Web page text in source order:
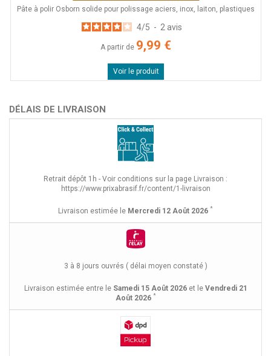
Pâte à polir Osborn solide pour polissage aciers, inox, laiton, plastiques
4/5 - 2 avis
A partir de 9,99 €
Voir le produit
DÉLAIS DE LIVRAISON
Retrait dépôt 1h - Voir conditions sur la page Livraison :
https://www.prixabrasif.fr/content/1-livraison
Livraison estimée le Mercredi 12 Août 2026 *
3 à 8 jours ouvrés ( délai moyen constaté )
Livraison estimée entre le Samedi 15 Août 2026et le Vendredi 21
Août 2026 *